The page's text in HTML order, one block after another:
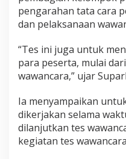
pengarahan tata cara
dan pelaksanaan
“Tes ini juga untuk
para peserta, mulai
wawancara,” ujar
Ia menyampaikan
dikerjakan selama
dilanjutkan tes
kegiatan tes